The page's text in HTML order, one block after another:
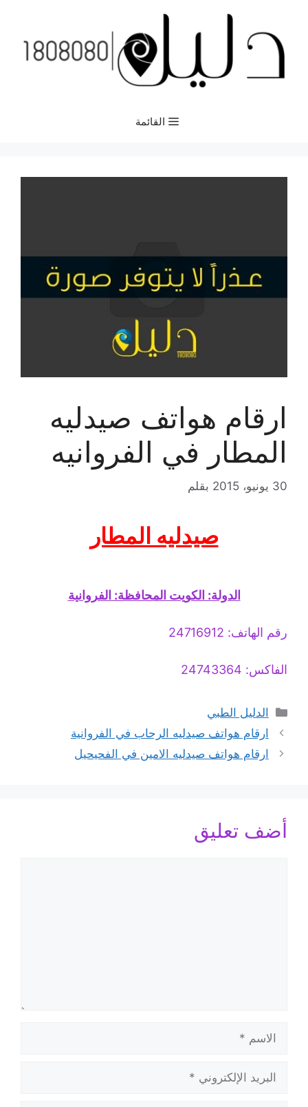
المحتوى
القائمة
ارقام هواتف صيدليه
المطار في الفروانيه
30 يونيو، 2015 بقلم
صيدليه المطار
الدولة: الكويت المحافظة: الفروانية
رقم الهاتف: 24716912
الفاكس: 24743364
التصنيفات
الدليل الطبي
ارقام هواتف صيدليه الرحاب في الفروانية
ارقام هواتف صيدليه الامين في الفحيحيل
أضف تعليق
الإلكتروني